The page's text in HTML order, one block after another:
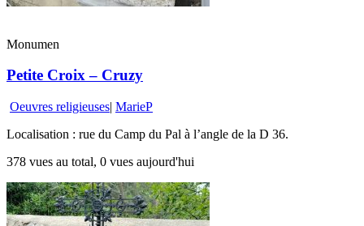
Monumen
Petite Croix – Cruzy
Oeuvres religieuses| MarieP
Localisation : rue du Camp du Pal à l’angle de la D 36.
378 vues au total, 0 vues aujourd'hui